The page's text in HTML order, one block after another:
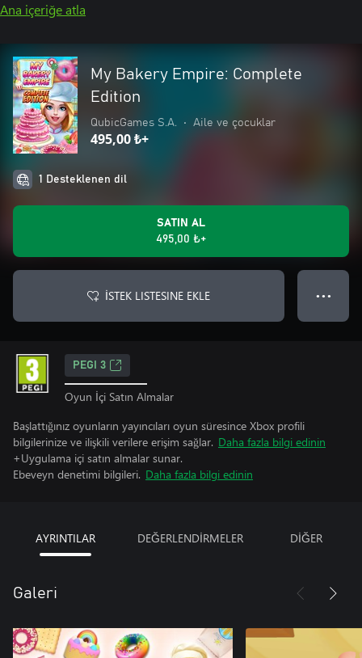
Ana içeriğe atla
My Bakery Empire: Complete
Edition
QubicGames S.A. • Aile ve çocuklar
495,00 ₺+
1 Desteklenen dil
SATIN AL
495,00 ₺+
İSTEK LISTESINE EKLE ● ● ●
PEGI 3
Oyun İçi Satın Almalar
Başlattığınız oyunların yayıncıları oyun süresince Xbox profili
bilgilerinize ve ilişkili verilere erişim sağlar. Daha fazla bilgi edinin
+Uygulama içi satın almalar sunar.
Ebeveyn denetimi bilgileri. Daha fazla bilgi edinin
AYRINTILAR DEĞERLENDİRMELER DİĞER
Galeri